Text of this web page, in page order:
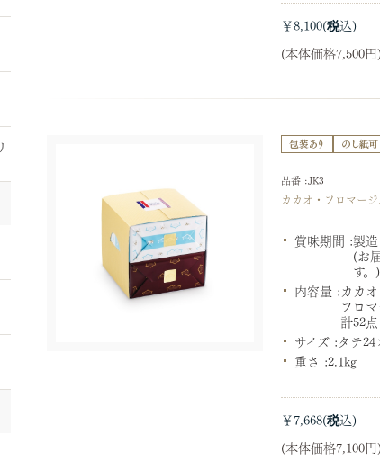
￥8,100
(本体価格7,500
カカオ・フロマー
品番 :JK3
賞味期間 :製
(お
す。)
内容量 :カカ
フロ
計52点
サイズ :タテ
重さ :2.1kg
￥7,668
(本体価格7,100